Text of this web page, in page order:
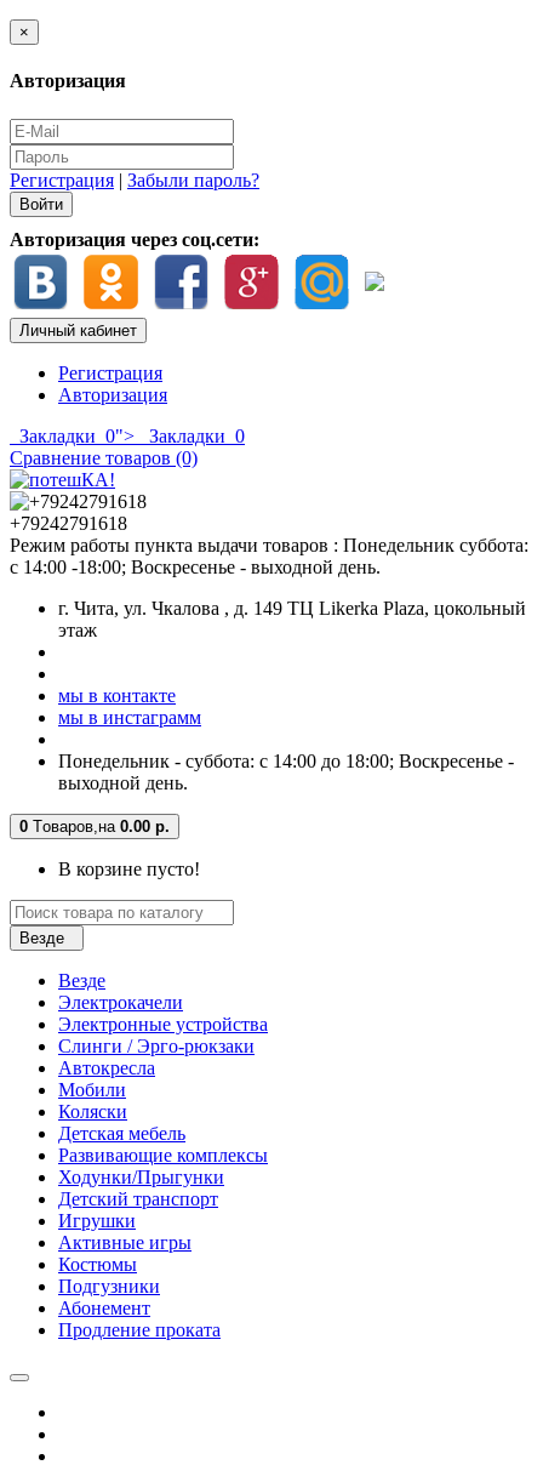
×
Авторизация
Регистрация | Забыли пароль?
Авторизация через соц.сети:
Личный кабинет
Регистрация
Авторизация
Закладки 0"> Закладки 0
Сравнение товаров (0)
+79242791618
Режим работы пункта выдачи товаров : Понедельник суббота:
с 14:00 -18:00; Воскресенье - выходной день.
г. Чита, ул. Чкалова , д. 149 ТЦ Likerka Plaza, цокольный
этаж
мы в контакте
мы в инстаграмм
Понедельник - суббота: с 14:00 до 18:00; Воскресенье -
выходной день.
0 Tоваров, на 0.00 р.
В корзине пусто!
Везде
Везде
Электрокачели
Электронные устройства
Слинги / Эрго-рюкзаки
Автокресла
Мобили
Коляски
Детская мебель
Развивающие комплексы
Ходунки/Прыгунки
Детский транспорт
Игрушки
Активные игры
Костюмы
Подгузники
Абонемент
Продление проката